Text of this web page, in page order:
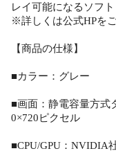
レイ可能になるソフト
※詳しくは公式HPを
【商品の仕様】
■カラー：グレー
■画面：静電容量方式
0×720ピクセル
■CPU/GPU：NVIDIA